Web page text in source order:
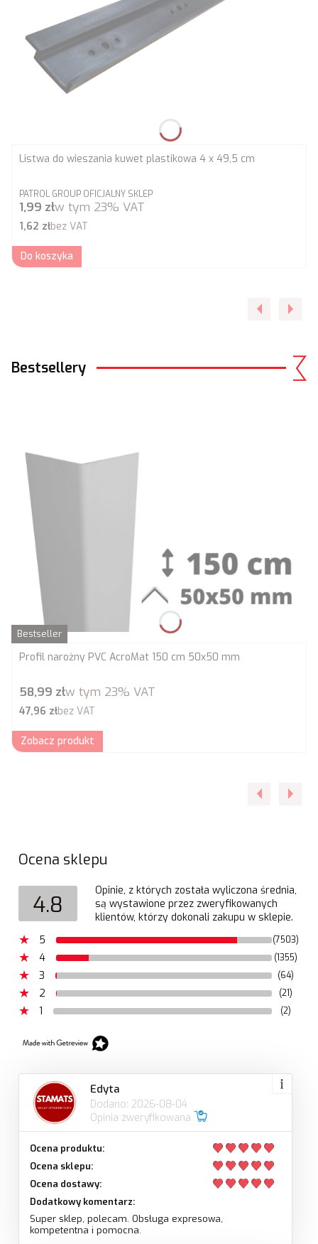
Listwa do wieszania kuwet plastikowa 4 x 49,5 cm
PRODUCENT
PATROL GROUP OFICJALNY SKLEP
Cena brutto
1,99 złw tym 23% VAT
Cena netto
1,62 złbez VAT
Do koszyka
Bestsellery
Bestseller
Profil narożny PVC AcroMat 150 cm 50x50 mm
Cena brutto
58,99 złw tym 23% VAT
Cena netto
47,96 złbez VAT
Zobacz produkt
Ocena sklepu
4.8
Opinie, z których została wyliczona średnia,
są wystawione przez zweryfikowanych
klientów, którzy dokonali zakupu w sklepie.
5
(7503)
4 (1355)
3 (64)
2 (21)
1 (2)
Edyta
Dodano: 2026-08-04
Opinia zweryfikowana
Ocena produktu:
Ocena sklepu:
Ocena dostawy:
Dodatkowy komentarz:
Super sklep, polecam. Obsługa expresowa,
kompetentna i pomocna.